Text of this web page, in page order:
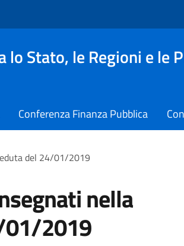
Stato, le Regioni e le
Conferenza Finanza Pubblica
del 24/01/2019
nella
01/2019